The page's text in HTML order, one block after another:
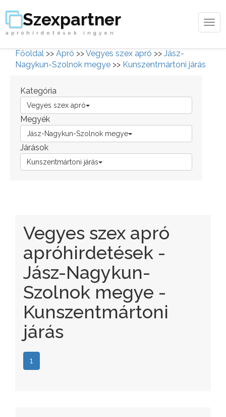
Szexpartner
apróhirdetések ingyen
Főoldal >> Apró >>Vegyes szex apró >> Jász-
Nagykun-Szolnok megye >> Kunszentmártoni járás
Kategória
Vegyes szex apró
Megyék
Jász-Nagykun-Szolnok megye
Járások
Kunszentmártoni járás
Vegyes szex apró
apróhirdetések -
Jász-Nagykun-
Szolnok megye -
Kunszentmártoni
járás
1